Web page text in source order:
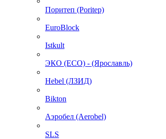
Поритеп (Poritep)
EuroBlock
Istkult
ЭКО (ECO) - (Ярославль)
Hebel (ЛЗИД)
Bikton
Аэробел (Aerobel)
SLS